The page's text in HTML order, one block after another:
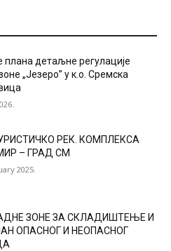
плана детаљне регулације
„Језеро” у к.о. Сремска
РЕК. КОМПЛЕКСА
– ГРАД СМ
2025.
ЗОНЕ ЗА СКЛАДИШТЕЊЕ И
ОПАСНОГ И НЕОПАСНОГ